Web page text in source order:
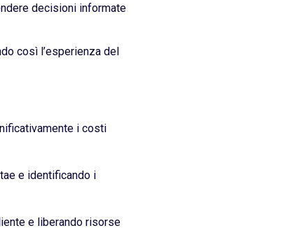
decisioni informate
così l’esperienza del
i costi
e identificando i
e liberando risorse